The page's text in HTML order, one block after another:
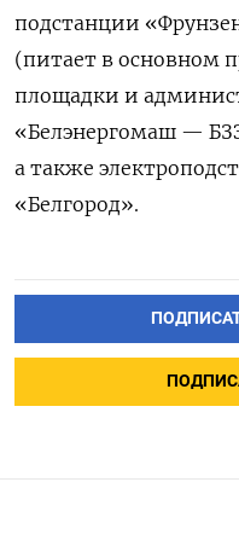
подстанции
(питает в основном
площадки и
«Белэнергомаш —
а также
«Белгород».